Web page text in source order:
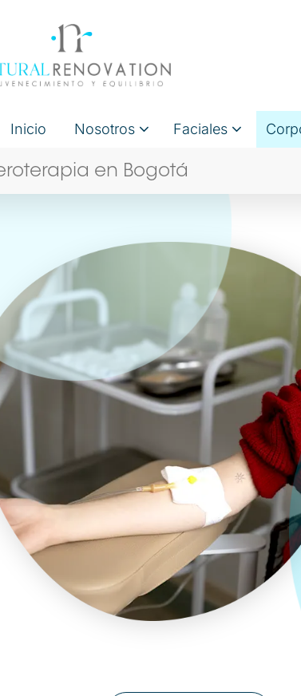
Inicio Nosotros Faciales
en Bogotá